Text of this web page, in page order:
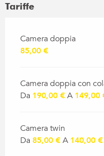
Tariffe
Tariffe 2026
Camera doppia
85,00 €
Camera doppia con
Da 190,00 €A 149,00
Camera twin
Da 85,00 €A 140,00 €